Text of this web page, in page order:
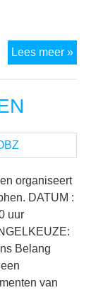
Lees meer »
organiseert
DATUM :
uur
Belang
van